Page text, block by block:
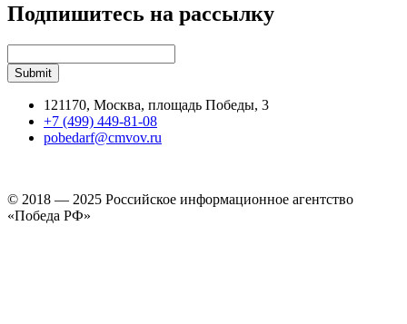
Подпишитесь на рассылку
121170, Москва, площадь Победы, 3
+7 (499) 449-81-08
pobedarf@cmvov.ru
© 2018 — 2025 Российское информационное агентство
«Победа РФ»